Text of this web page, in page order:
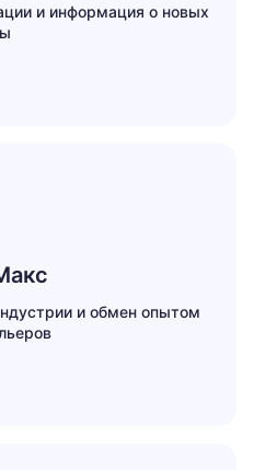
и информация о новых
и обмен опытом